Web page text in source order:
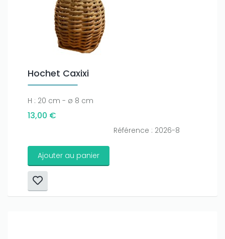
Hochet Caxixi
H : 20 cm - ø 8 cm
13,00 €
Référence : 2026-8
Ajouter au panier